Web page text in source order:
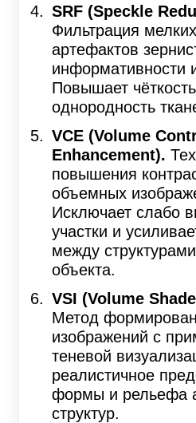
SRF (Speckle
Фильтрация
артефактов
информативности
Повышает
однородность
VCE (Volume
Enhancement).
повышения
объемных
Исключает слабо
участки и
между
объекта.
VSI (Volume
Метод
изображений с
теневой
реалистичное
формы и рельефа
структур.